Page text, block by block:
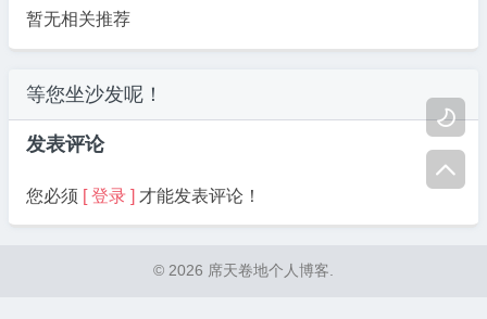


暂无相关推荐
等您坐沙发呢！
发表评论
您必须 [ 登录 ] 才能发表评论！
© 2026 席天卷地个人博客.